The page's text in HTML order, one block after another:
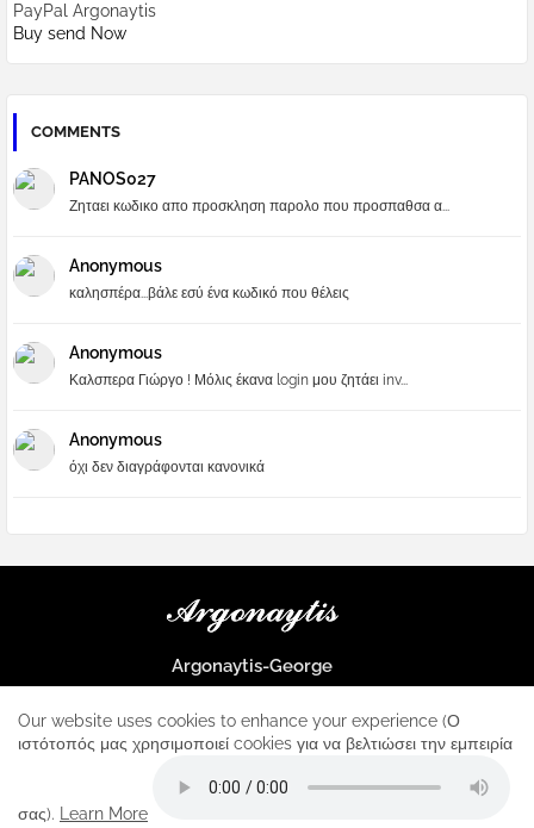
PayPal Argonaytis
Buy send Now
COMMENTS
PANOS027
Ζηταει κωδικο απο προσκληση παρολο που προσπαθσα α...
Anonymous
καλησπέρα...βάλε εσύ ένα κωδικό που θέλεις
Anonymous
Καλσπερα Γιώργο ! Μόλις έκανα login μου ζητάει inv...
Anonymous
όχι δεν διαγράφονται κανονικά
Argonaytis-George
μοναδικός σταθμός για κάθε iphone
Home
Our website uses cookies to enhance your experience (Ο
ιστότοπός μας χρησιμοποιεί cookies για να βελτιώσει την εμπειρία
σας). Learn More